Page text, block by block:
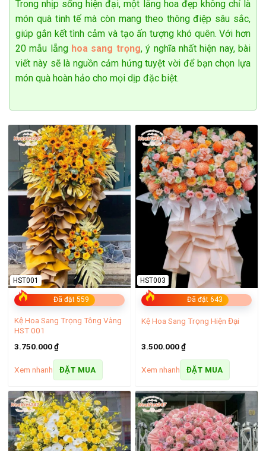
lý và dịch vụ chu đáo. Hãy để chúng tôi đồng hành cùng bạn
trong những khoảnh khắc quan trọng, biến từng cánh hoa
thành những thông điệp yêu thương trọn vẹn. Liên hệ đặt hoa
qua số điện thoại0938 176 167 hoặc 0938 780 001để
chọn ngay mẫu hoa ưng ý và tận hưởng dịch vụ chuyên
Trong nhịp sống hiện đại, một lẵng hoa đẹp không chỉ là
món quà tinh tế mà còn mang theo thông điệp sâu sắc,
giúp gắn kết tình cảm và tạo ấn tượng khó quên. Với hơn
20 mẫu lẵng hoa sang trọng, ý nghĩa nhất hiện nay, bài
viết này sẽ là nguồn cảm hứng tuyệt vời để bạn chọn lựa
món quà hoàn hảo cho mọi dịp đặc biệt.
Đã đặt 559
HST001
Kệ Hoa Sang Trọng Tông Vàng
HST 001
3.750.000₫
Xem nhanh ĐẶT MUA
Đã đặt 643
HST003
Kệ Hoa Sang Trọng Hiện Đại
3.500.000₫
Xem nhanh ĐẶT MUA